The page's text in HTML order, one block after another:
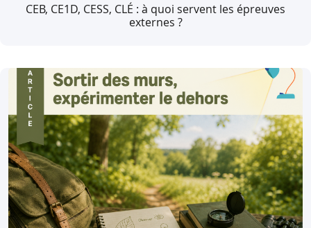
CEB, CE1D, CESS, CLÉ : à quoi servent les épreuves
externes ?